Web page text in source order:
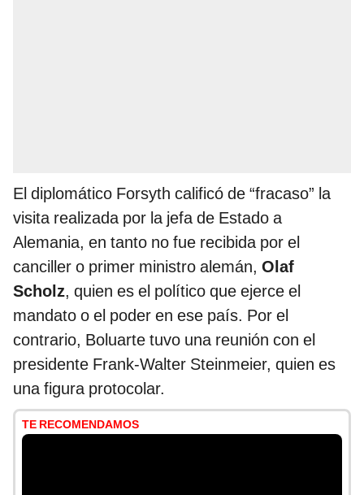
El diplomático Forsyth calificó de “fracaso” la
visita realizada por la jefa de Estado a
Alemania, en tanto no fue recibida por el
canciller o primer ministro alemán, Olaf
Scholz, quien es el político que ejerce el
mandato o el poder en ese país. Por el
contrario, Boluarte tuvo una reunión con el
presidente Frank-Walter Steinmeier, quien es
una figura protocolar.
TE RECOMENDAMOS